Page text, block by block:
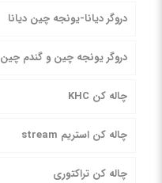
دروگر دیانا-یونجه چین دیانا
دروگر یونجه چین و گندم چین
چاله کن KHC
چاله کن استریم stream
چاله کن تراکتوری